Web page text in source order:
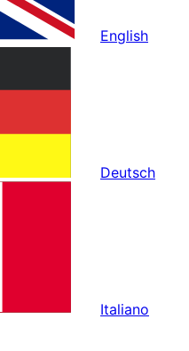
English
Deutsch
Italiano